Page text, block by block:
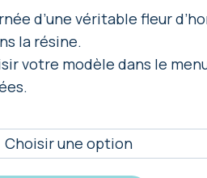
d’une véritable fleur
la résine.
votre modèle dans le